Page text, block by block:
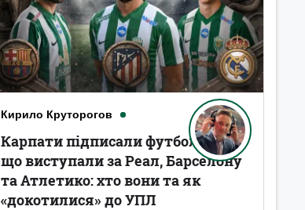
Кирило Круторогов
Карпати підписали футболістів,
що виступали за Реал, Барселону
та Атлетико: хто вони та як
«докотилися» до УПЛ